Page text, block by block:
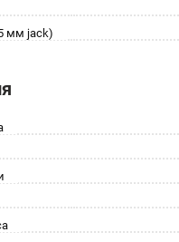
мм jack)